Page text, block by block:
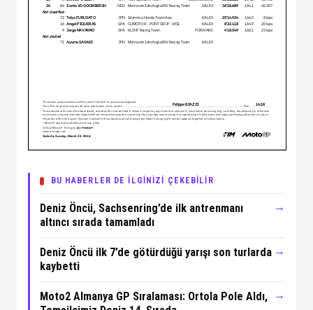
BU HABERLER DE İLGİNİZİ ÇEKEBİLİR
Deniz Öncü, Sachsenring’de ilk antrenmanı
altıncı sırada tamamladı
→
Deniz Öncü ilk 7’de götürdüğü yarışı son turlarda
kaybetti
→
Moto2 Almanya GP Sıralaması: Ortola Pole Aldı,
→